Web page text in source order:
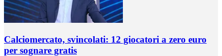
Calciomercato, svincolati: 12 giocatori a zero euro
per sognare gratis